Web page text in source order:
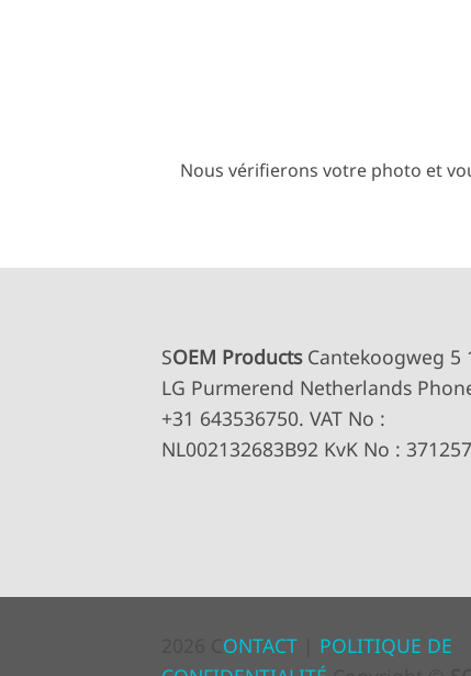
Nous vérifierons votre photo et
SOEM ProductsCantekoogweg 5
LG Purmerend Netherlands
+31 643536750. VAT No :
NL002132683B92 KvK No :
ONTACT
POLITIQUE DE